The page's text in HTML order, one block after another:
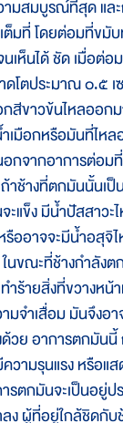
ามสมบูรณ์ที่สุด แล
ต็มที่ โดยต่อมที่ขมับ
นเห็นได้ ชัด เมื่อต่
โตประมาณ ๐.๕ เ
สีขาวข้นไหลออกม
เมือกหรือมันที่ไห
อกจากอาการต่อม
าช้างที่ตกมันนั้นเป็
แข็ง มีน้ำปัสสาวะ
ออาจจะมีน้ำอสุจิ
นขณะที่ช้างกำลัง
ำร้ายสิ่งที่ขวางห
จำเสื่อม มันจึงอ
ด้วย อาการตกมันนี้
วามรุนแรง หรือแ
รตกมันจะเป็นอยู่
ง ผู้ที่อยู่ใกล้ชิดกับ